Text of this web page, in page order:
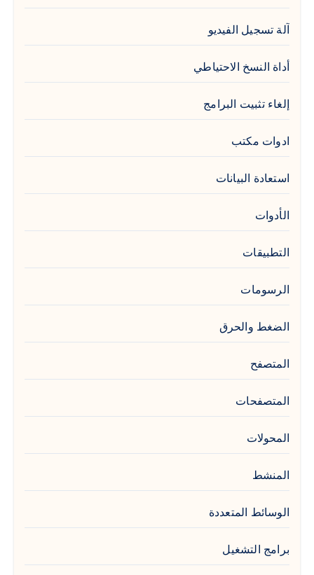
آلة تسجيل الفيديو
أداة النسخ الاحتياطي
إلغاء تثبيت البرامج
ادوات مكتب
استعادة البيانات
الأدوات
التطبيقات
الرسومات
الضغط والحرق
المتصفح
المتصفحات
المحولات
المنشط
الوسائط المتعددة
برامج التشغيل